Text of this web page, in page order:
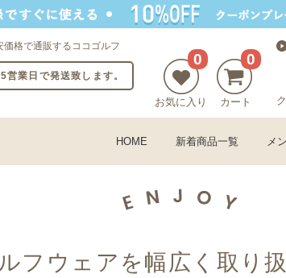
格で通販するココゴルフ
営業日で発送致します。
0
お気に入り
0
カート
HOME 新着商品一覧 メ
フウェアを幅広く取り